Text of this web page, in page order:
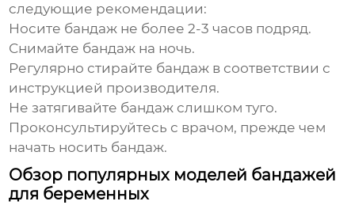
следующие рекомендации:
Носите бандаж не более 2-3 часов подряд.
Снимайте бандаж на ночь.
Регулярно стирайте бандаж в соответствии с
инструкцией производителя.
Не затягивайте бандаж слишком туго.
Проконсультируйтесь с врачом, прежде чем
начать носить бандаж.
Обзор популярных моделей бандажей
для беременных